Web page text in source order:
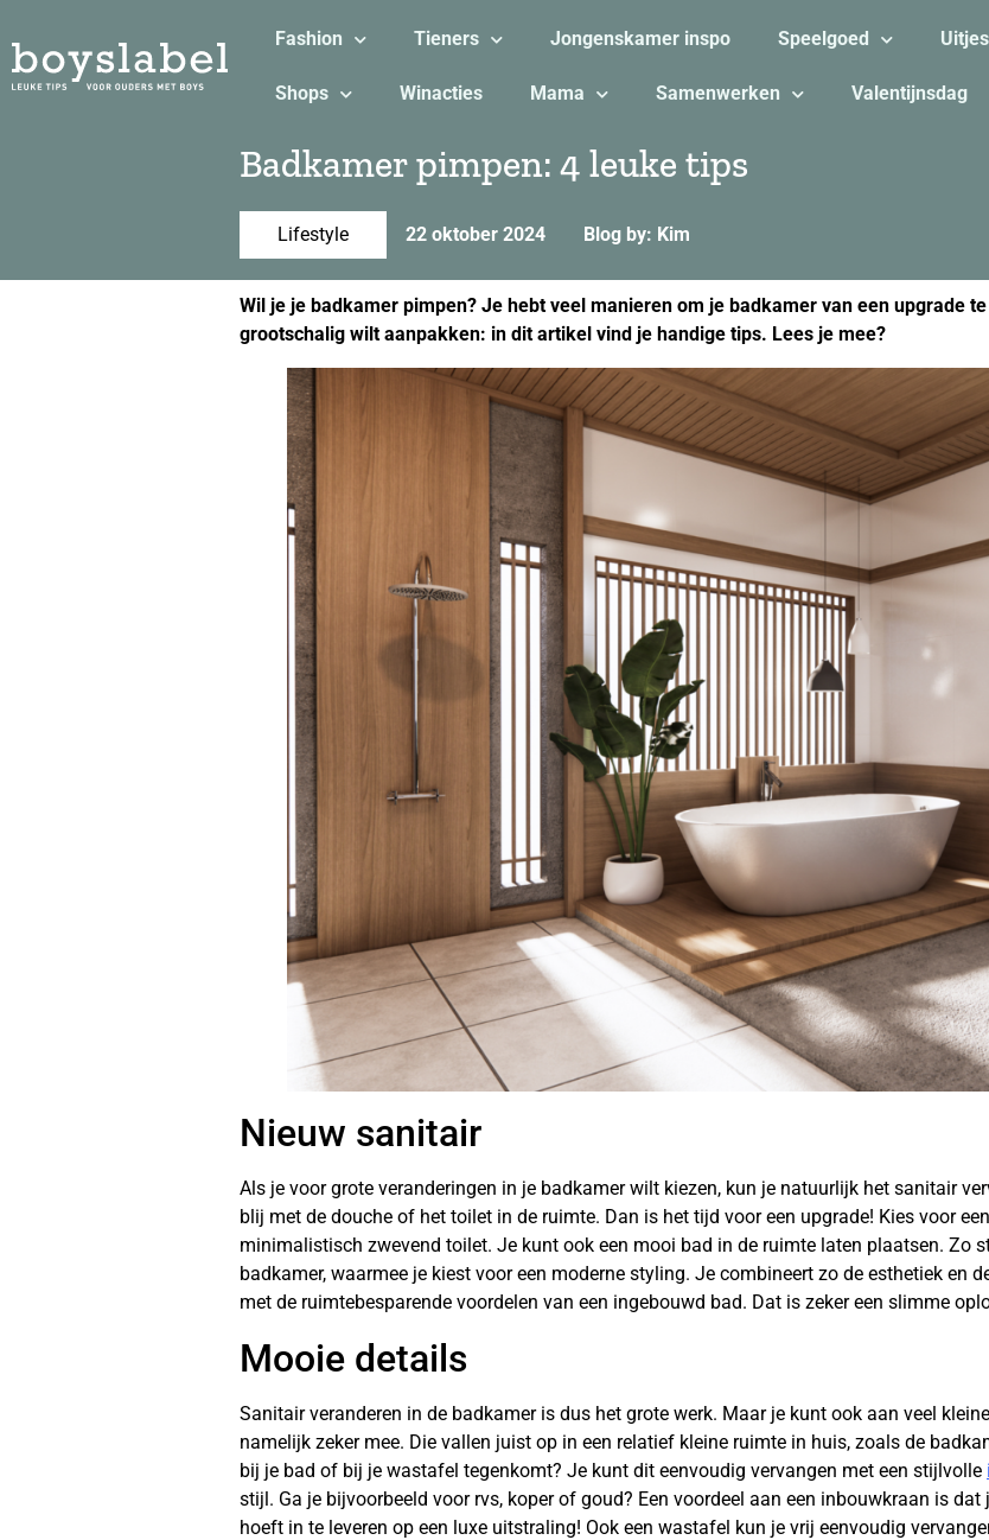
Fashion Tieners Jongenskamer inspo Speelgoed
Shops Winacties Mama Samenwerken Valentijnsdag
Badkamer pimpen: 4 leuke tips
Lifestyle 22 oktober 2024 Blog by: Kim
Wil je je badkamer pimpen? Je hebt veel manieren om je badkamer van een upgrade
grootschalig wilt aanpakken: in dit artikel vind je handige tips. Lees je mee?
Nieuw sanitair
Als je voor grote veranderingen in je badkamer wilt kiezen, kun je natuurlijk het sanitair
blij met de douche of het toilet in de ruimte. Dan is het tijd voor een upgrade! Kies voor
minimalistisch zwevend toilet. Je kunt ook een mooi bad in de ruimte laten plaatsen. Zo
badkamer, waarmee je kiest voor een moderne styling. Je combineert zo de esthetiek en
met de ruimtebesparende voordelen van een ingebouwd bad. Dat is zeker een slimme
Mooie details
Sanitair veranderen in de badkamer is dus het grote werk. Maar je kunt ook aan veel
namelijk zeker mee. Die vallen juist op in een relatief kleine ruimte in huis, zoals de
bij je bad of bij je wastafel tegenkomt? Je kunt dit eenvoudig vervangen met een stijlvolle
stijl. Ga je bijvoorbeeld voor rvs, koper of goud? Een voordeel aan een inbouwkraan is
hoeft in te leveren op een luxe uitstraling! Ook een wastafel kun je vrij eenvoudig